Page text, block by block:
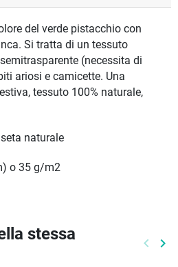
del verde pistacchio con
Si tratta di un tessuto
(necessita di
ariosi e camicette. Una
tessuto 100% naturale,
naturale
o 35 g/m2
stessa
keyboard_arrow_left keyboard_arrow_right